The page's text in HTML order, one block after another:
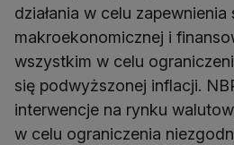
działania w celu zapewnienia
makroekonomicznej i
wszystkim w celu
się podwyższonej inflacji.
interwencje na rynku
w celu ograniczenia